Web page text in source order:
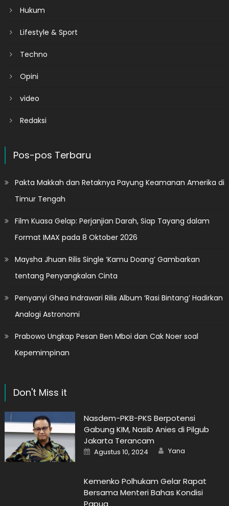
Hukum
Lifestyle & Sport
Techno
Opini
video
Redaksi
Pos-pos Terbaru
Pakta Makkah dan Retaknya Payung Keamanan Amerika di
Timur Tengah
Film Kuasa Gelap: Perjanjian Darah, Siap Tayang dalam
Format IMAX pada 8 Oktober 2026
Maysha Jhuan Rilis Single ‘Kamu Doang’ Gambarkan
tentang Penyangkalan Cinta
Penyanyi Ghea Indrawari Rilis Album ‘Rasi Bintang’ Hadirkan
Analogi Astronomi
Prabowo Ungkap Pesan Ben Mboi dan Cak Noer soal
Kepemimpinan
Don't Miss it
Nasdem-PKB-PKS Berpotensi
Gabung KIM, Nasib Anies di Pilgub
Jakarta Terancam
Posted
on
Agustus 10, 2024 Author
Yana
Kemenko Polhukam Gelar Rapat
Bersama Menteri Bahas Kondisi
Papua